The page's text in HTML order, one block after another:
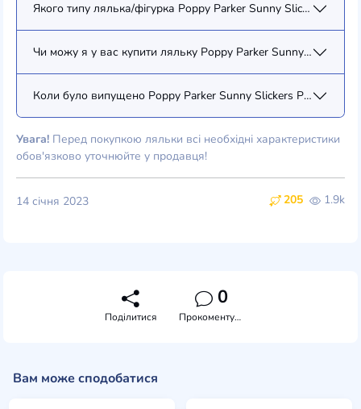
Якого типу лялька/фігурка Poppy Parker Sunny Slickers
Чи можу я у вас купити ляльку Poppy Parker Sunny Slickers
Коли було випущено Poppy Parker Sunny Slickers Poppy
Увага! Перед покупкою ляльки всі необхідні характеристики
обов'язково уточнюйте у продавця!
205 1.9k
14 січня 2023
Поділитися
0
Прокоментувати
Вам може сподобатися